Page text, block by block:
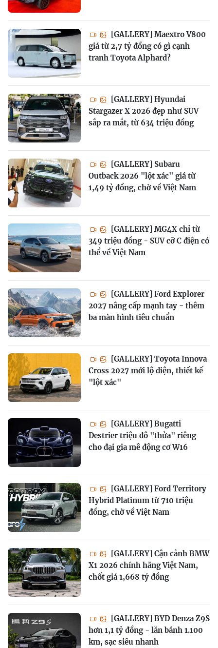
[GALLERY] Maextro V800
giá từ 2,7 tỷ đồng có gì cạnh
tranh Toyota Alphard?
[GALLERY] Hyundai
Stargazer X 2026 đẹp như SUV
sắp ra mắt, từ 634 triệu đồng
[GALLERY] Subaru
Outback 2026 "lột xác" giá từ
1,49 tỷ đồng, chờ về Việt Nam
[GALLERY] MG4X chỉ từ
349 triệu đồng - SUV cỡ C điện có
thể về Việt Nam
[GALLERY] Ford Explorer
2027 nâng cấp mạnh tay - thêm
ba màn hình tiêu chuẩn
[GALLERY] Toyota Innova
Cross 2027 mới lộ diện, thiết kế
"lột xác"
[GALLERY] Bugatti
Destrier triệu đô "thửa" riêng
cho đại gia mê động cơ W16
[GALLERY] Ford Territory
Hybrid Platinum từ 710 triệu
đồng, chờ về Việt Nam
[GALLERY] Cận cảnh BMW
X1 2026 chính hãng Việt Nam,
chốt giá 1,668 tỷ đồng
[GALLERY] BYD Denza Z9S
hơn 1,1 tỷ đồng - lăn bánh 1.100
km, sạc siêu nhanh